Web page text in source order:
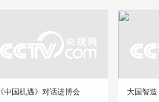
《中国机遇》对话进博会
大国智造